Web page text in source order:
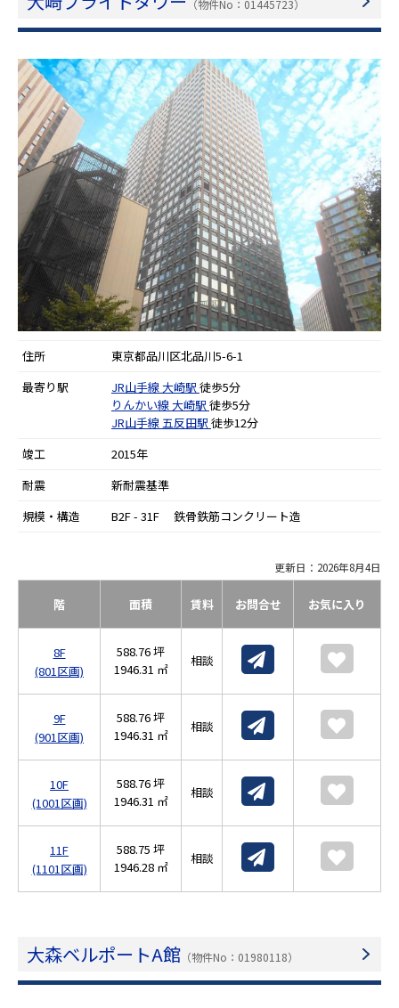
（物件No：01445723）
住所
東京都品川区北品川5-6-1
最寄り駅
JR山手線大崎駅 徒歩5分
りんかい線大崎駅 徒歩5分
JR山手線 五反田駅 徒歩12分
竣工
2015年
耐震
新耐震基準
規模・構造
B2F - 31F 鉄骨鉄筋コンクリート造
更新日：2026年8月4日
階 面積 賃料 お問合せ お気に入り
8F
(801区画)
588.76 坪
1946.31 ㎡
相談
9F
(901区画)
588.76 坪
1946.31 ㎡
相談
10F
(1001区画)
588.76 坪
1946.31 ㎡
相談
11F
(1101区画)
588.75 坪
1946.28 ㎡
相談
大森ベルポートA館 （物件No：01980118）